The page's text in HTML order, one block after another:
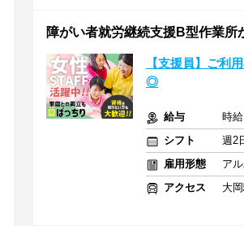
障がい者就労継続支援B型作業所
【支援員】ご利
◎
給与
時
シフト
週2
雇用形態
ア
アクセス
大